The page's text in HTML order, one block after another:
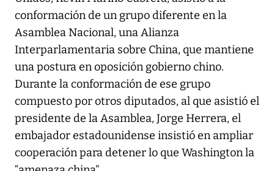
conformación de un grupo diferente en la
Asamblea Nacional, una Alianza
Interparlamentaria sobre China, que mantiene
una postura en oposición gobierno chino.
Durante la conformación de ese grupo
compuesto por otros diputados, al que asistió el
presidente de la Asamblea, Jorge Herrera, el
embajador estadounidense insistió en ampliar
cooperación para detener lo que Washington la